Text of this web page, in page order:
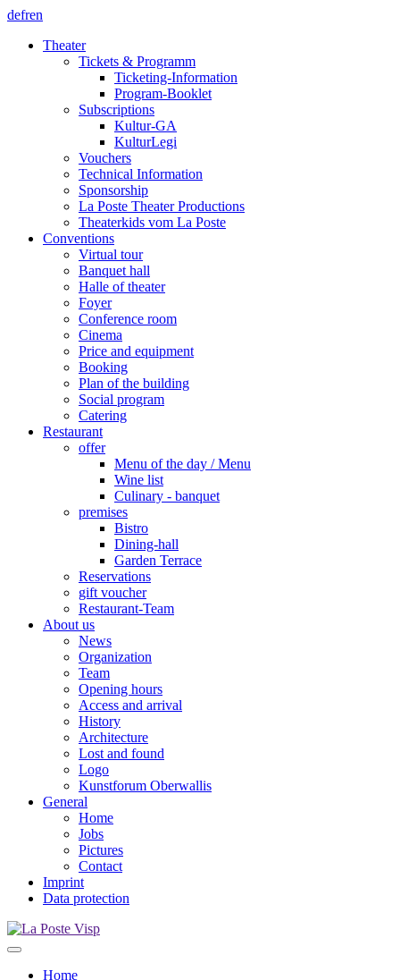
defren
Theater
Tickets & Programm
Ticketing-Information
Program-Booklet
Subscriptions
Kultur-GA
KulturLegi
Vouchers
Technical Information
Sponsorship
La Poste Theater Productions
Theaterkids vom La Poste
Conventions
Virtual tour
Banquet hall
Halle of theater
Foyer
Conference room
Cinema
Price and equipment
Booking
Plan of the building
Social program
Catering
Restaurant
offer
Menu of the day / Menu
Wine list
Culinary - banquet
premises
Bistro
Dining-hall
Garden Terrace
Reservations
gift voucher
Restaurant-Team
About us
News
Organization
Team
Opening hours
Access and arrival
History
Architecture
Lost and found
Logo
Kunstforum Oberwallis
General
Home
Jobs
Pictures
Contact
Imprint
Data protection
Home